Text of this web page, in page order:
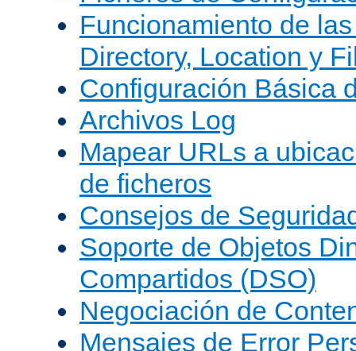
Funcionamiento de
Directory, Location y
Configuración Básica
Archivos Log
Mapear URLs a
de ficheros
Consejos de
Soporte de Objetos
Compartidos (DSO)
Negociación de
Mensajes de Error